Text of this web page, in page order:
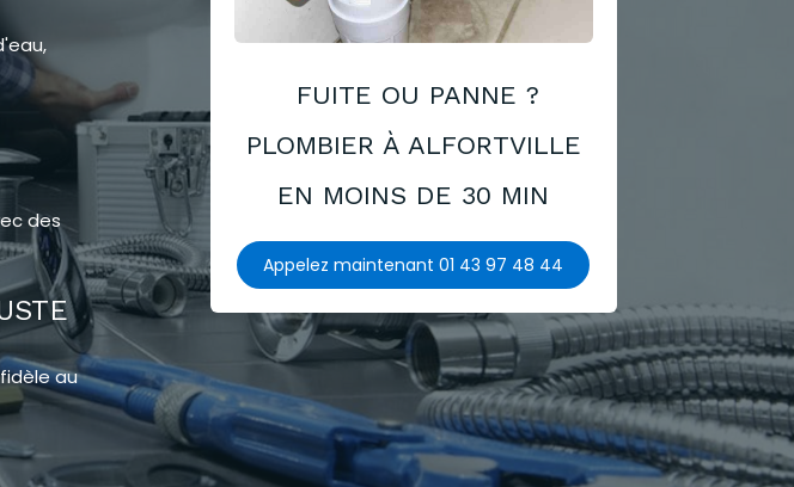
FUITE OU PANNE ?
PLOMBIER À ALFORTVILLE
EN MOINS DE 30 MIN
Appelez maintenant 01 43 97 48 44
des
au